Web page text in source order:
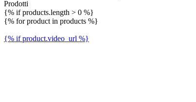
Prodotti
{% if products.length > 0 %}
{% for product in products %}
{% if product.video_url %}